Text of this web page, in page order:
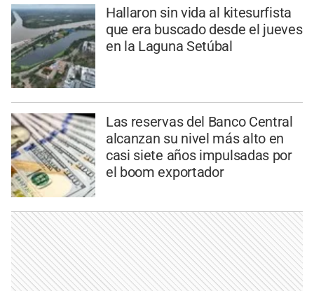
Hallaron sin vida al kitesurfista
que era buscado desde el jueves
en la Laguna Setúbal
Las reservas del Banco Central
alcanzan su nivel más alto en
casi siete años impulsadas por
el boom exportador